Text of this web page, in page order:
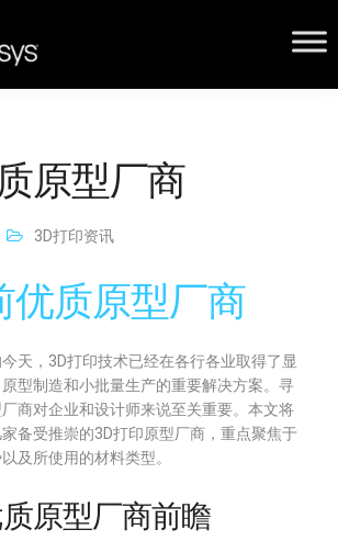
原型厂商
3D打印资讯
优质原型厂商
天，3D打印技术已经在各行各业取得了显
型制造和小批量生产的重要解决方案。寻
商对企业和设计师来说至关重要。本文将
备受推崇的3D打印原型厂商，重点聚焦于
及所使用的材料类型。
原型厂商前瞻